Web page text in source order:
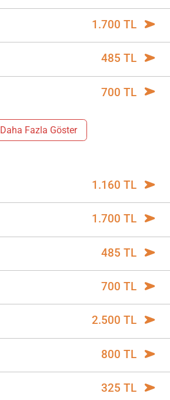
1.700 TL
485 TL
700 TL
Daha Fazla Göster
1.160 TL
1.700 TL
485 TL
700 TL
2.500 TL
800 TL
325 TL